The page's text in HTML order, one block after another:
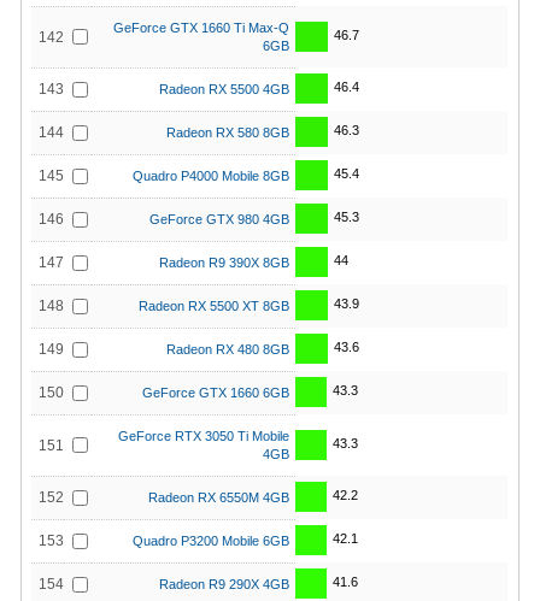
142
GeForce GTX 1660 Ti Max-Q
6GB
46.7
143 Radeon RX 5500 4GB 46.4
144 Radeon RX 580 8GB 46.3
145 Quadro P4000 Mobile 8GB 45.4
146 GeForce GTX 980 4GB 45.3
147 Radeon R9 390X 8GB 44
148 Radeon RX 5500 XT 8GB 43.9
149 Radeon RX 480 8GB 43.6
150 GeForce GTX 1660 6GB 43.3
151
GeForce RTX 3050 Ti Mobile
4GB
43.3
152 Radeon RX 6550M 4GB 42.2
153 Quadro P3200 Mobile 6GB 42.1
154 Radeon R9 290X 4GB 41.6